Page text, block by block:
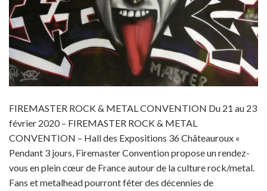
FIREMASTER ROCK & METAL CONVENTION Du 21 au 23
février 2020 – FIREMASTER ROCK & METAL
CONVENTION – Hall des Expositions 36 Châteauroux «
Pendant 3 jours, Firemaster Convention propose un rendez-
vous en plein cœur de France autour de la culture rock/metal.
Fans et metalhead pourront fêter des décennies de